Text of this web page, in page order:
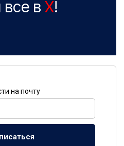
в X!